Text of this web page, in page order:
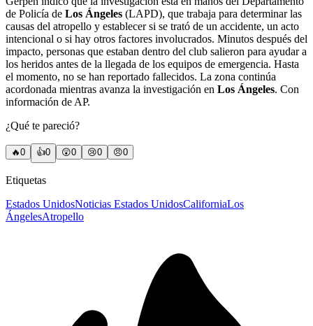
de Policía de Los Ángeles (LAPD), que trabaja para determinar las
causas del atropello y establecer si se trató de un accidente, un acto
intencional o si hay otros factores involucrados. Minutos después del
impacto, personas que estaban dentro del club salieron para ayudar a
los heridos antes de la llegada de los equipos de emergencia. Hasta
el momento, no se han reportado fallecidos. La zona continúa
acordonada mientras avanza la investigación en Los Ángeles. Con
información de AP.
¿Qué te pareció?
🔥0 👍0 😲0 😢0 😠0
Etiquetas
Estados UnidosNoticias Estados UnidosCaliforniaLos
ÁngelesAtropello